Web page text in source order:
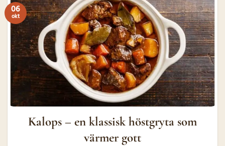
Kalops – en klassisk höstgryta som
värmer gott
06
okt